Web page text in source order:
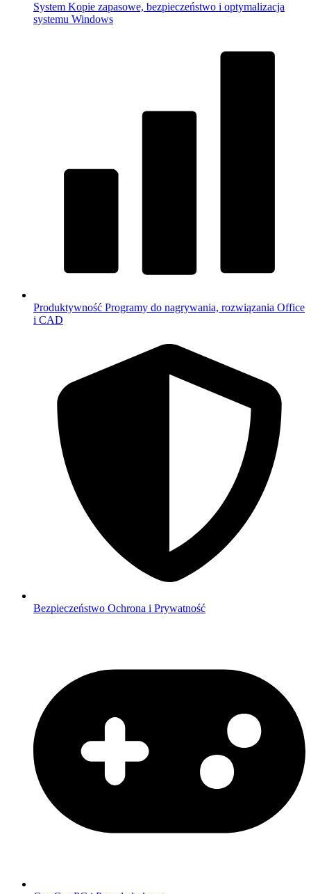
System Kopie zapasowe, bezpieczeństwo i optymalizacja
systemu Windows
Produktywność Programy do nagrywania, rozwiązania Office
i CAD
Bezpieczeństwo Ochrona i Prywatność